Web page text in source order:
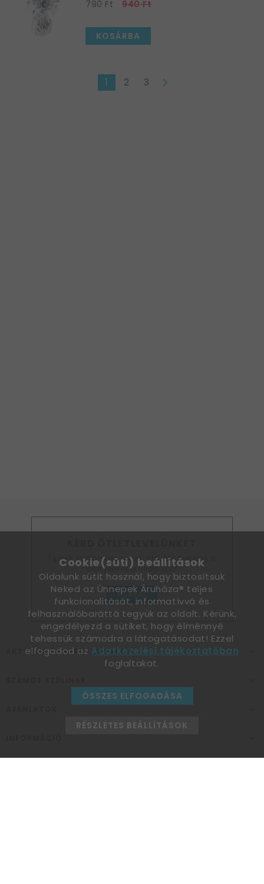
790 Ft
940 Ft
KOSÁRBA
1 2 3
Tippek, különlegességek, aktuális trendek a
partykellékek világából
KÉREM
AKTUÁLIS ÜNNEPEK, ALKALMAK
Cookie(süti) beállítások
Oldalunk sütit használ, hogy biztosítsuk
Neked az Ünnepek Áruháza® teljes
funkcionalitását, informatívvá és
felhasználóbaráttá tegyük az oldalt. Kérünk,
engedélyezd a sütiket, hogy élménnyé
tehessük számodra a látogatásodat! Ezzel
elfogadod az Adatkezelési tájékoztatóban
foglaltakat.
ÖSSZES ELFOGADÁSA
RÉSZLETES BEÁLLÍTÁSOK